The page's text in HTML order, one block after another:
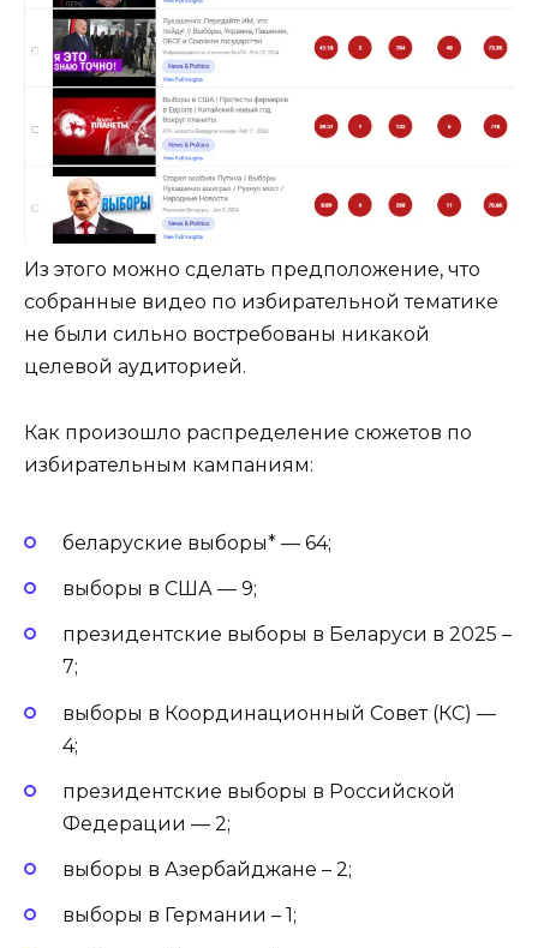
Из этого можно сделать предположение, что
собранные видео по избирательной тематике
не были сильно востребованы никакой
целевой аудиторией.
Как произошло распределение сюжетов по
избирательным кампаниям:
беларуские выборы* — 64;
выборы в США — 9;
президентские выборы в Беларуси в 2025 –
7;
выборы в Координационный Совет (КС) —
4;
президентские выборы в Российской
Федерации — 2;
выборы в Азербайджане – 2;
выборы в Германии – 1;